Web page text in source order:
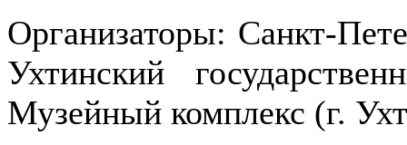
Организаторы: Санкт-
Ухтинский
Музейный комплекс (г.